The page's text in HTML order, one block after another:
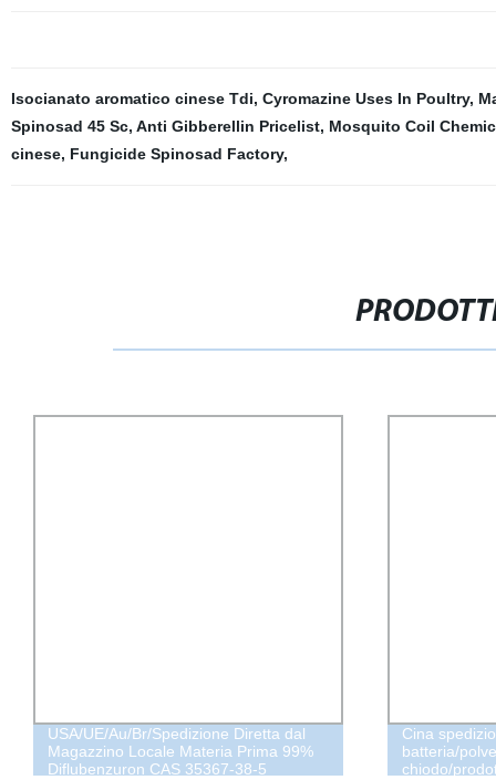
Isocianato aromatico cinese Tdi, Cyromazine Uses In Poultry,
Spinosad 45 Sc, Anti Gibberellin Pricelist, Mosquito Coil
cinese, Fungicide Spinosad Factory,
USA/UE/Au/Br/Spedizione Diretta dal
Magazzino Locale Materia Prima 99%
Diflubenzuron CAS 35367-38-5
Cina
batteria/
chiodo/